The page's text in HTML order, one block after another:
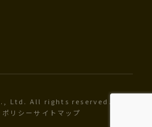
Ltd. All rights reserved.
ポリシーサイトマップ